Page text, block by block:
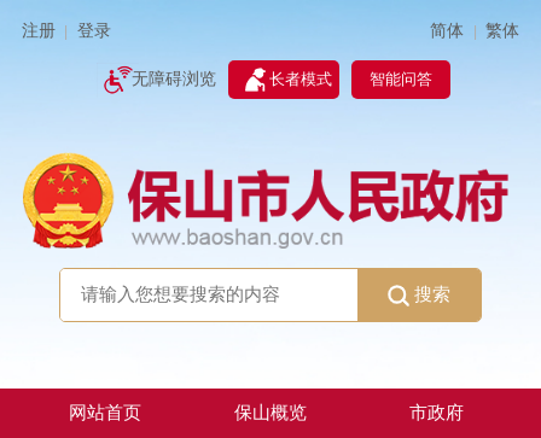
注册 登录 简体 | 繁体
无障碍浏览 长者模式 智能问答
搜索
网站首页 保山概览 市政府